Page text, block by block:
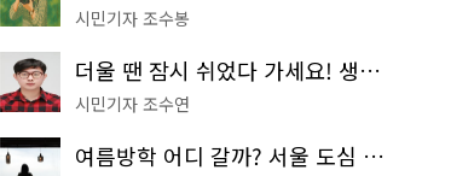
시민기자 조수봉
더울 땐 잠시 쉬었다 가세요! 생수 냉장고부터 해피소·무더위쉼터까지
시민기자 조수연
여름방학 어디 갈까? 서울 도심 무료 실내 여행 코스 추천